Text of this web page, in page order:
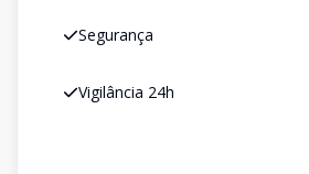
Segurança
Vigilância 24h